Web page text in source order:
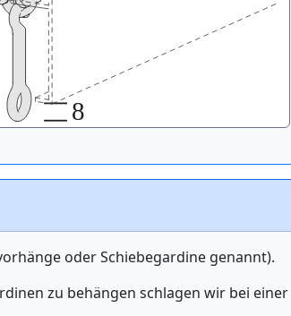
oder Schiebegardine genannt).
zu behängen schlagen wir bei einer